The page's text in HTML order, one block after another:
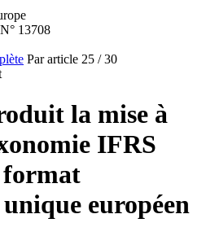
13708
Par article 25 / 30
la mise à
IFRS
format
européen